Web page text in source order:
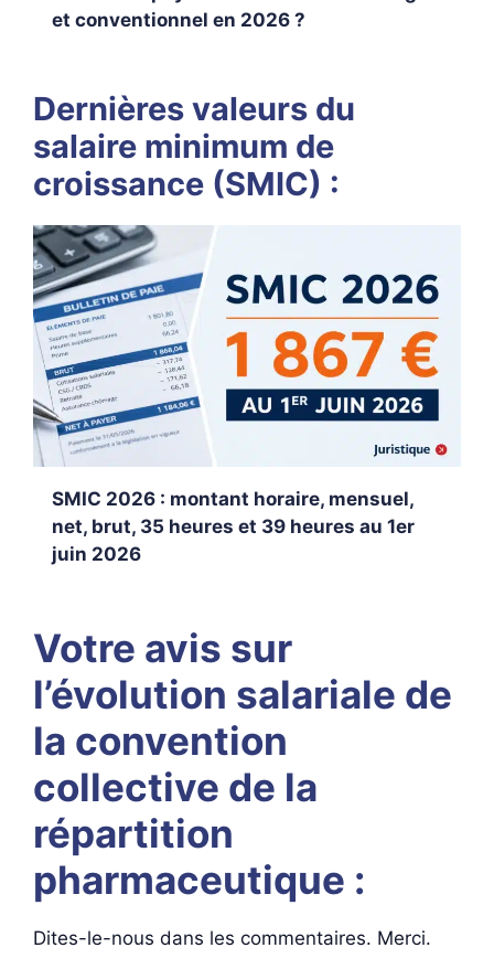
et conventionnel en 2026 ?
Dernières valeurs du
salaire minimum de
croissance (SMIC) :
SMIC 2026 : montant horaire, mensuel,
net, brut, 35 heures et 39 heures au 1er
juin 2026
Votre avis sur
l’évolution salariale de
la convention
collective de la
répartition
pharmaceutique :
Dites-le-nous dans les commentaires. Merci.